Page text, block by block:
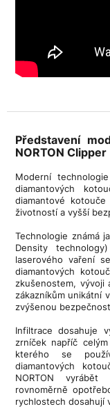
Představení
NORTON Clipper
Moderní
diamantových
diamantové
životností a vyšší
Technologie známá
Density
laserového vaření
diamantových
zkušenostem, vývoji
zákazníkům unikátní
zvýšenou
Infiltrace dosahuje
zrníček napříč
kterého se
diamantových
NORTON
rovnoměrně
rychlostech dosahují